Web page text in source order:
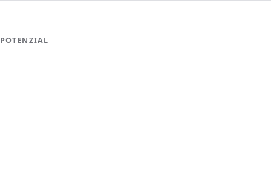
POTENZIAL